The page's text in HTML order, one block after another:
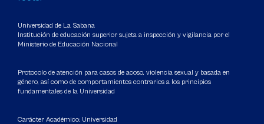
Universidad de La Sabana
Institución de educación superior sujeta a inspección y vigilancia por el
Ministerio de Educación Nacional
Protocolo de atención para casos de acoso, violencia sexual y basada en
género, así como de comportamientos contrarios a los principios
fundamentales de la Universidad
Carácter Académico: Universidad